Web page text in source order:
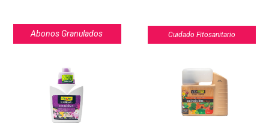
Abonos Granulados Cuidado Fitosanitario